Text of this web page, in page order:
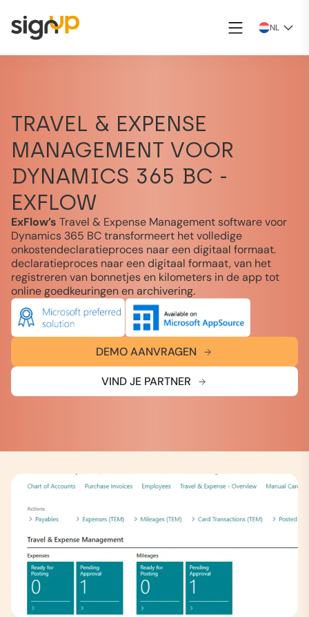
NL
TRAVEL & EXPENSE
MANAGEMENT VOOR
DYNAMICS 365 BC -
EXFLOW
ExFlow’s Travel & Expense Management software voor
Dynamics 365 BC transformeert het volledige
onkostendeclaratieproces naar een digitaal formaat.
declaratieproces naar een digitaal formaat, van het
registreren van bonnetjes en kilometers in de app tot
online goedkeuringen en archivering.
DEMO AANVRAGEN
VIND JE PARTNER